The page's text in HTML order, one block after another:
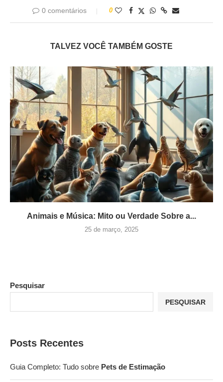
0 comentários 0
TALVEZ VOCÊ TAMBÉM GOSTE
Animais e Música: Mito ou Verdade Sobre a...
25 de março, 2025
Pesquisar
PESQUISAR
Posts Recentes
Guia Completo: Tudo sobre Pets de Estimação